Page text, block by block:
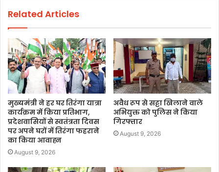
Related Articles
मुख्यमंत्री ने हर घर तिरंगा यात्रा
कार्यक्रम में किया प्रतिभाग,
प्रदेशवासियों से स्वतंत्रता दिवस
पर अपने घरों में तिरंगा फहराने
का किया आवाह्न
August 9, 2026
अवैध रूप से सट्टा खिलाने वाले
अभियुक्त को पुलिस ने किया
गिरफ्तार
August 9, 2026